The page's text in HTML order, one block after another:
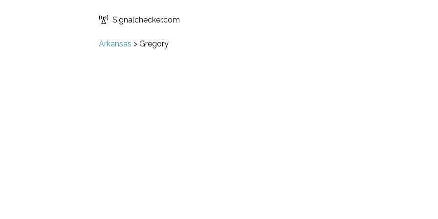
Signalchecker.com
Arkansas > Gregory